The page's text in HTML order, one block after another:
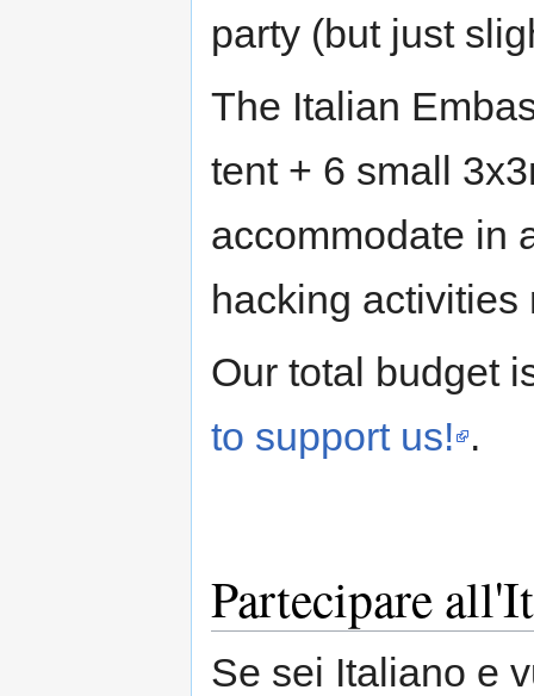
party (but just
The Italian
tent + 6 small
accommodate in
hacking
Our total budget
to support us! .
Partecipare
Se sei Italiano e